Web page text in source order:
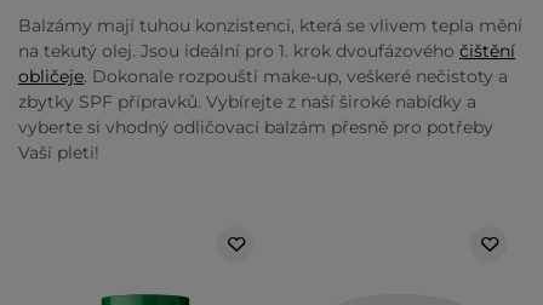
Balzámy mají tuhou konzistenci, která se vlivem tepla mění
na tekutý olej. Jsou ideální pro 1. krok dvoufázového čištění
obličeje. Dokonale rozpouští make-up, veškeré nečistoty a
zbytky SPF přípravků. Vybírejte z naší široké nabídky a
vyberte si vhodný odličovací balzám přesně pro potřeby
Vaší pleti!